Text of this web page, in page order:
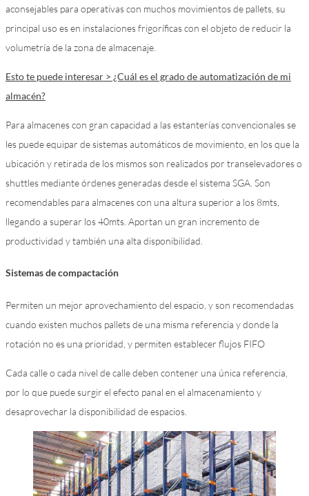
aconsejables para operativas con muchos movimientos de pallets, su
principal uso es en instalaciones frigoríficas con el objeto de reducir la
volumetría de la zona de almacenaje.
Esto te puede interesar > ¿Cuál es el grado de automatización de mi
almacén?
Para almacenes con gran capacidad a las estanterías convencionales se
les puede equipar de sistemas automáticos de movimiento, en los que la
ubicación y retirada de los mismos son realizados por transelevadores o
shuttles mediante órdenes generadas desde el sistema SGA. Son
recomendables para almacenes con una altura superior a los 8mts,
llegando a superar los 40mts. Aportan un gran incremento de
productividad y también una alta disponibilidad.
Sistemas de compactación
Permiten un mejor aprovechamiento del espacio, y son recomendadas
cuando existen muchos pallets de una misma referencia y donde la
rotación no es una prioridad, y permiten establecer flujos FIFO
Cada calle o cada nivel de calle deben contener una única referencia,
por lo que puede surgir el efecto panal en el almacenamiento y
desaprovechar la disponibilidad de espacios.